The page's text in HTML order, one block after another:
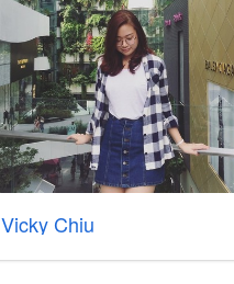
Vicky Chiu